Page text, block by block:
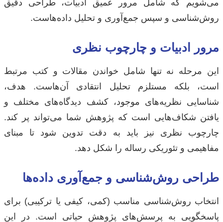
می‌شویم که شامل مرور عمیق ادبیات، طراحی دقیق
روش‌شناسی و سپس جمع‌آوری و تحلیل داده‌هاست.
مرور ادبیات و چارچوب نظری
این مرحله نه تنها شامل خواندن مقالات و کتب مرتبط
است، بلکه مستلزم تحلیل انتقادی آن‌هاست. هدف،
شناسایی نظریه‌های موجود، کشف دیدگاه‌های مختلف و
یافتن شکاف‌هایی است که پژوهش شما می‌تواند پر کند.
چارچوب نظری نیز باید به دقت تدوین شود تا مبنای
مفاهیمی و تئوریکی رساله را شکل دهد.
طراحی روش‌شناسی و جمع‌آوری داده‌ها
انتخاب روش‌شناسی مناسب (کمی، کیفی یا ترکیبی) برای
پاسخگویی به پرسش‌های پژوهش حیاتی است. در این